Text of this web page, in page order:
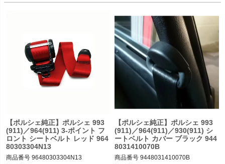
ポルシェ 964(911) カレラ2／カレラ4
ポルシェ 968 91-95
ポルシェ 944 83-94
ポルシェ 930(911) カレラ／ターボ 80
-89
ポルシェ 968 91-95
ポルシェ 944 83-94
【ポルシェ純正】ポルシェ 993
(911)／964(911) 3-ポイント フ
ロント シートベルト レッド 964
80303304N13
商品番号 96480303304N13
【ポルシェ純正】ポルシェ 993
(911)／964(911)／930(911) シ
ートベルト カバー ブラック 944
8031410070B
商品番号 9448031410070B